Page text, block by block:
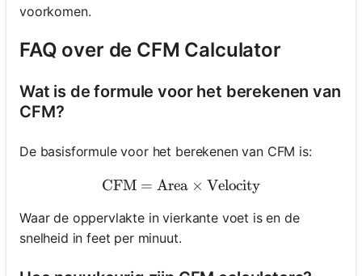
voorkomen.
FAQ over de CFM Calculator
Wat is de formule voor het berekenen van
CFM?
De basisformule voor het berekenen van CFM is:
\text{CFM} =
CFM = Area × Velocity
Waar de oppervlakte in vierkante voet is en de
snelheid in feet per minuut.